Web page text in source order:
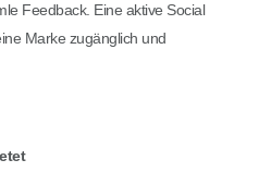
Feedback. Eine aktive Social
Marke zugänglich und